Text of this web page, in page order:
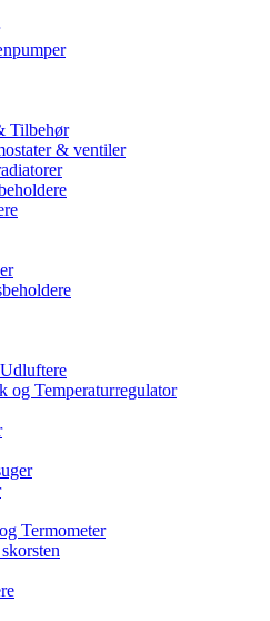
Tilbehør
& ventiler
og Temperaturregulator
Termometer